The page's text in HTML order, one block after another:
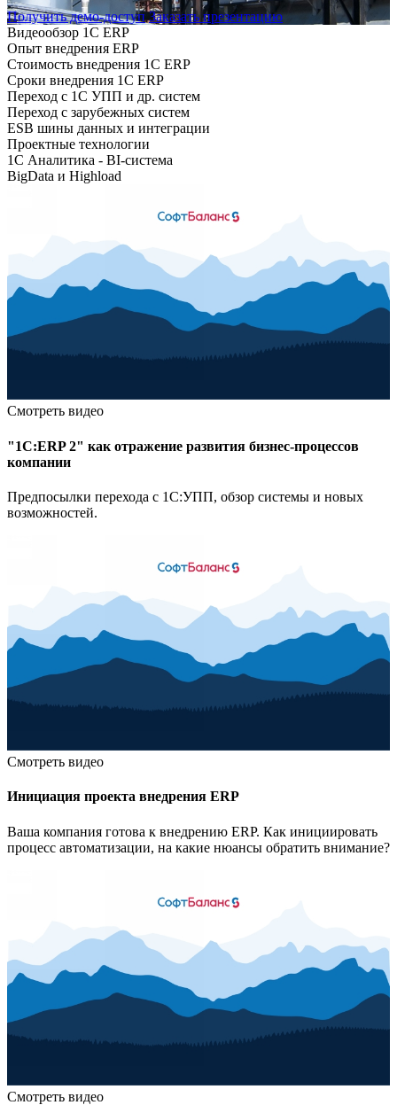
Получить демо-доступ Заказать презентацию
Видеообзор 1С ERP
Опыт внедрения ERP
Стоимость внедрения 1С ERP
Сроки внедрения 1С ERP
Переход с 1С УПП и др. систем
Переход с зарубежных систем
ESB шины данных и интеграции
Проектные технологии
1С Аналитика - BI-система
BigData и Highload
Смотреть видео
"1С:ERP 2" как отражение развития бизнес-процессов
компании
Предпосылки перехода с 1С:УПП, обзор системы и новых
возможностей.
Смотреть видео
Инициация проекта внедрения ERP
Ваша компания готова к внедрению ERP. Как инициировать
процесс автоматизации, на какие нюансы обратить внимание?
Смотреть видео